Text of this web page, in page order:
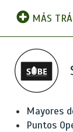
MÁS
Mayores
Puntos